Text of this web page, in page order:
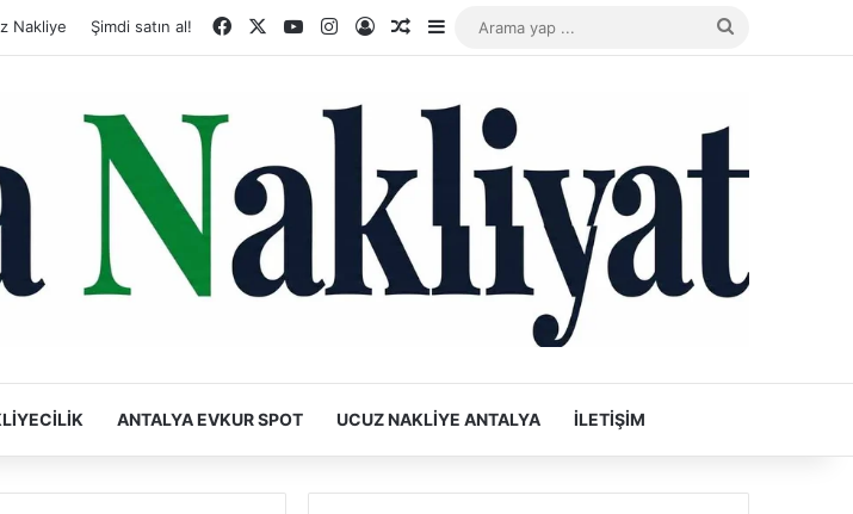
Nakliye Şimdi satın al! FacebookYouTubeInstagram
Kayıt OlRastgele Makale
Kenar Bölmesi
ANTALYA EVKUR SPOT UCUZ NAKLIYE ANTALYA İLETIŞIM